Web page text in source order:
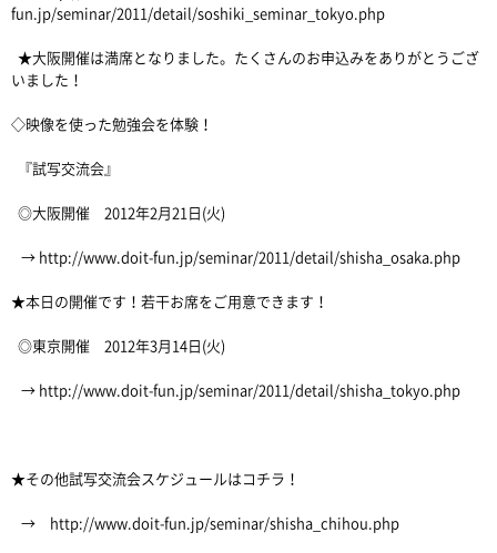
fun.jp/seminar/2011/detail/soshiki_seminar_tokyo.php
★大阪開催は満席となりました。たくさんのお申込みをありがとうござ
いました！
◇映像を使った勉強会を体験！
『試写交流会』
◎大阪開催 2012年2月21日(火)
→ http://www.doit-fun.jp/seminar/2011/detail/shisha_osaka.php
★本日の開催です！若干お席をご用意できます！
◎東京開催 2012年3月14日(火)
→ http://www.doit-fun.jp/seminar/2011/detail/shisha_tokyo.php
★その他試写交流会スケジュールはコチラ！
→ http://www.doit-fun.jp/seminar/shisha_chihou.php